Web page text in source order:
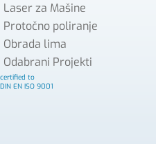
Laser za Mašine
Protočno poliranje
Obrada lima
Odabrani Projekti
certified to
DIN EN ISO 9001